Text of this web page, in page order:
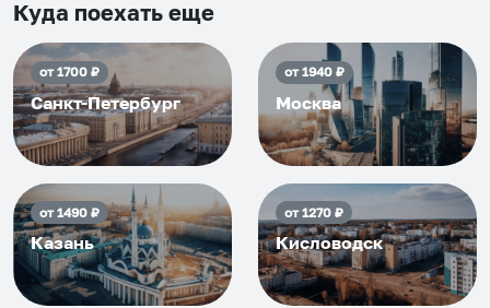
приезжать еще...
Куда поехать еще
от1700₽
Санкт-Петербург
от1940₽
Москва
от1490₽
Казань
от1270₽
Кисловодск